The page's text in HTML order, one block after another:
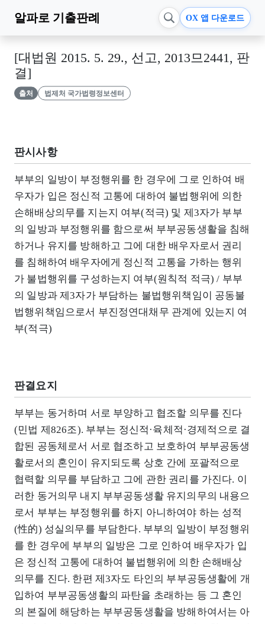
알파로 기출판례 OX 앱 다운로드
[대법원 2015. 5. 29., 선고, 2013므2441, 판
결]
출처 법제처 국가법령정보센터
판시사항
부부의 일방이 부정행위를 한 경우에 그로 인하여 배
우자가 입은 정신적 고통에 대하여 불법행위에 의한
손해배상의무를 지는지 여부(적극) 및 제3자가 부부
의 일방과 부정행위를 함으로써 부부공동생활을 침해
하거나 유지를 방해하고 그에 대한 배우자로서 권리
를 침해하여 배우자에게 정신적 고통을 가하는 행위
가 불법행위를 구성하는지 여부(원칙적 적극) / 부부
의 일방과 제3자가 부담하는 불법행위책임이 공동불
법행위책임으로서 부진정연대채무 관계에 있는지 여
부(적극)
판결요지
부부는 동거하며 서로 부양하고 협조할 의무를 진다
(민법 제826조). 부부는 정신적·육체적·경제적으로 결
합된 공동체로서 서로 협조하고 보호하여 부부공동생
활로서의 혼인이 유지되도록 상호 간에 포괄적으로
협력할 의무를 부담하고 그에 관한 권리를 가진다. 이
러한 동거의무 내지 부부공동생활 유지의무의 내용으
로서 부부는 부정행위를 하지 아니하여야 하는 성적
(性的) 성실의무를 부담한다. 부부의 일방이 부정행위
를 한 경우에 부부의 일방은 그로 인하여 배우자가 입
은 정신적 고통에 대하여 불법행위에 의한 손해배상
의무를 진다. 한편 제3자도 타인의 부부공동생활에 개
입하여 부부공동생활의 파탄을 초래하는 등 그 혼인
의 본질에 해당하는 부부공동생활을 방해하여서는 아